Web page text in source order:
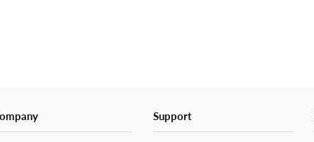
Support